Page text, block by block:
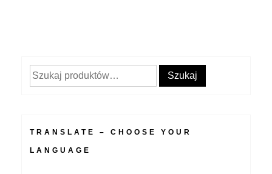
Szukaj: Szukaj
TRANSLATE – CHOOSE YOUR
LANGUAGE